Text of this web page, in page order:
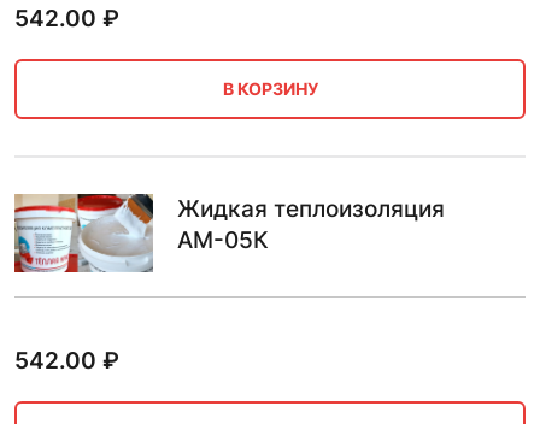
542.00 ₽
В КОРЗИНУ
Жидкая теплоизоляция
АМ-05К
542.00 ₽